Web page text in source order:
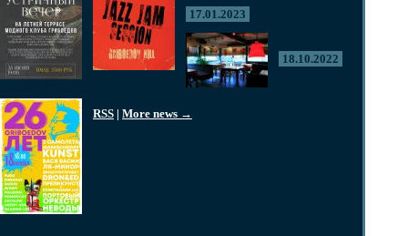
17.01.2023
18.10.2022
RSS | More news →